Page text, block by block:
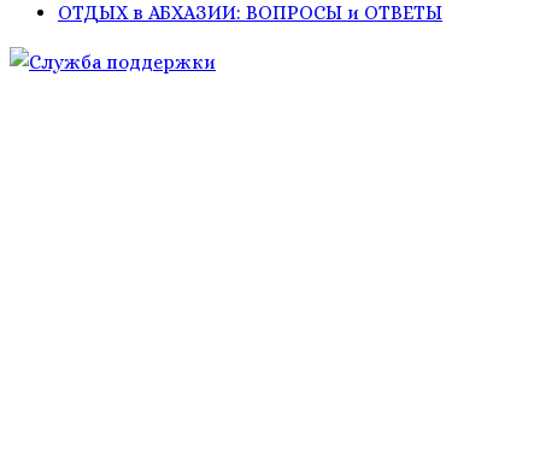
ОТДЫХ в АБХАЗИИ: ВОПРОСЫ и ОТВЕТЫ